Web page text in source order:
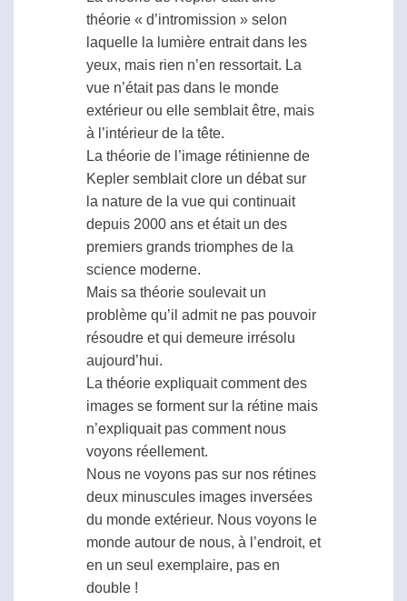
théorie « d’intromission » selon
laquelle la lumière entrait dans les
yeux, mais rien n’en ressortait. La
vue n’était pas dans le monde
extérieur ou elle semblait être, mais
à l’intérieur de la tête.
La théorie de l’image rétinienne de
Kepler semblait clore un débat sur
la nature de la vue qui continuait
depuis 2000 ans et était un des
premiers grands triomphes de la
science moderne.
Mais sa théorie soulevait un
problème qu’il admit ne pas pouvoir
résoudre et qui demeure irrésolu
aujourd’hui.
La théorie expliquait comment des
images se forment sur la rétine mais
n’expliquait pas comment nous
voyons réellement.
Nous ne voyons pas sur nos rétines
deux minuscules images inversées
du monde extérieur. Nous voyons le
monde autour de nous, à l’endroit, et
en un seul exemplaire, pas en
double !